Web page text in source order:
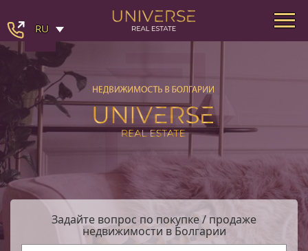
RU
Задайте вопрос по покупке / продаже
недвижимости в Болгарии